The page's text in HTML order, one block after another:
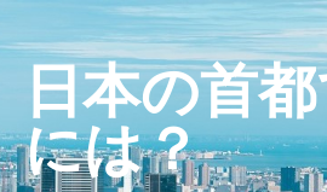
ン
ツ
へ
日本の首
には？